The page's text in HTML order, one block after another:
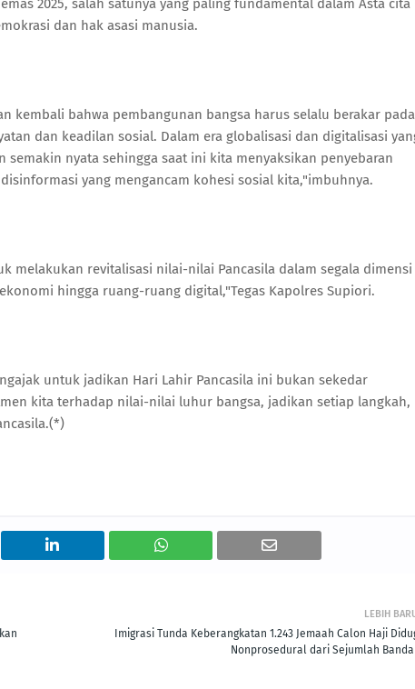
2025, salah satunya yang paling fundamental dalam Asta cita
dan hak asasi manusia.
kembali bahwa pembangunan bangsa harus selalu berakar pada
dan keadilan sosial. Dalam era globalisasi dan digitalisasi
nyata sehingga saat ini kita menyaksikan penyebaran
yang mengancam kohesi sosial kita,"imbuhnya.
melakukan revitalisasi nilai-nilai Pancasila dalam segala dimensi
hingga ruang-ruang digital,"Tegas Kapolres Supiori.
untuk jadikan Hari Lahir Pancasila ini bukan sekedar
kita terhadap nilai-nilai luhur bangsa, jadikan setiap langkah,
LEBIH
Imigrasi Tunda Keberangkatan 1.243 Jemaah Calon Haji
Nonprosedural dari Sejumlah